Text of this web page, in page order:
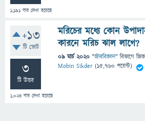
1,191 বার দেখা হয়েছে
+13
টি ভোট
3
টি উত্তর
1,024 বার দেখা হয়েছে
মরিচের মধ্যে কোন
কারনে মরিচ ঝাল লাগে?
09 মার্চ 2020 "জীববিজ্ঞান" বিভাগে
Mobin Sikder (15,760 পয়েন্ট)